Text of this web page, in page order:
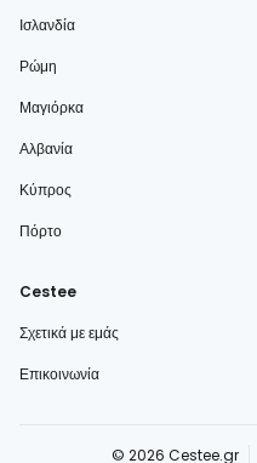
Ισλανδία
Ρώμη
Μαγιόρκα
Αλβανία
Κύπρος
Πόρτο
Cestee
Σχετικά με εμάς
Επικοινωνία
© 2026 Cestee.gr